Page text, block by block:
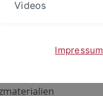
Netzwerk
Videos
Impressum